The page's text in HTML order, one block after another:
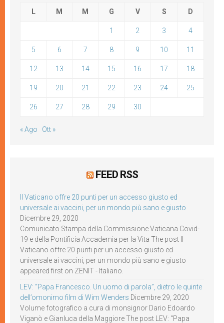
L M M G V S D
1 2 3 4
5 6 7 8 9 10 11
12 13 14 15 16 17 18
19 20 21 22 23 24 25
26 27 28 29 30
« Ago Ott »
FEED RSS
Il Vaticano offre 20 punti per un accesso giusto ed
universale ai vaccini, per un mondo più sano e giusto
Dicembre 29, 2020
Comunicato Stampa della Commissione Vaticana Covid-
19 e della Pontificia Accademia per la Vita The post Il
Vaticano offre 20 punti per un accesso giusto ed
universale ai vaccini, per un mondo più sano e giusto
appeared first on ZENIT - Italiano.
LEV: “Papa Francesco. Un uomo di parola”, dietro le quinte
dell’omonimo film di Wim Wenders Dicembre 29, 2020
Volume fotografico a cura di monsignor Dario Edoardo
Viganò e Gianluca della Maggiore The post LEV: “Papa